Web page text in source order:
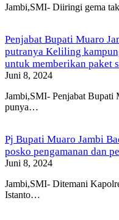
Jambi,SMI- Diiringi gema
Penjabat Bupati Muaro
putranya Keliling
untuk memberikan paket
Juni 8, 2024
Jambi,SMI- Penjabat Bupati
punya…
Pj Bupati Muaro Jambi
posko pengamanan dan
Juni 8, 2024
Jambi,SMI- Ditemani
Istanto…